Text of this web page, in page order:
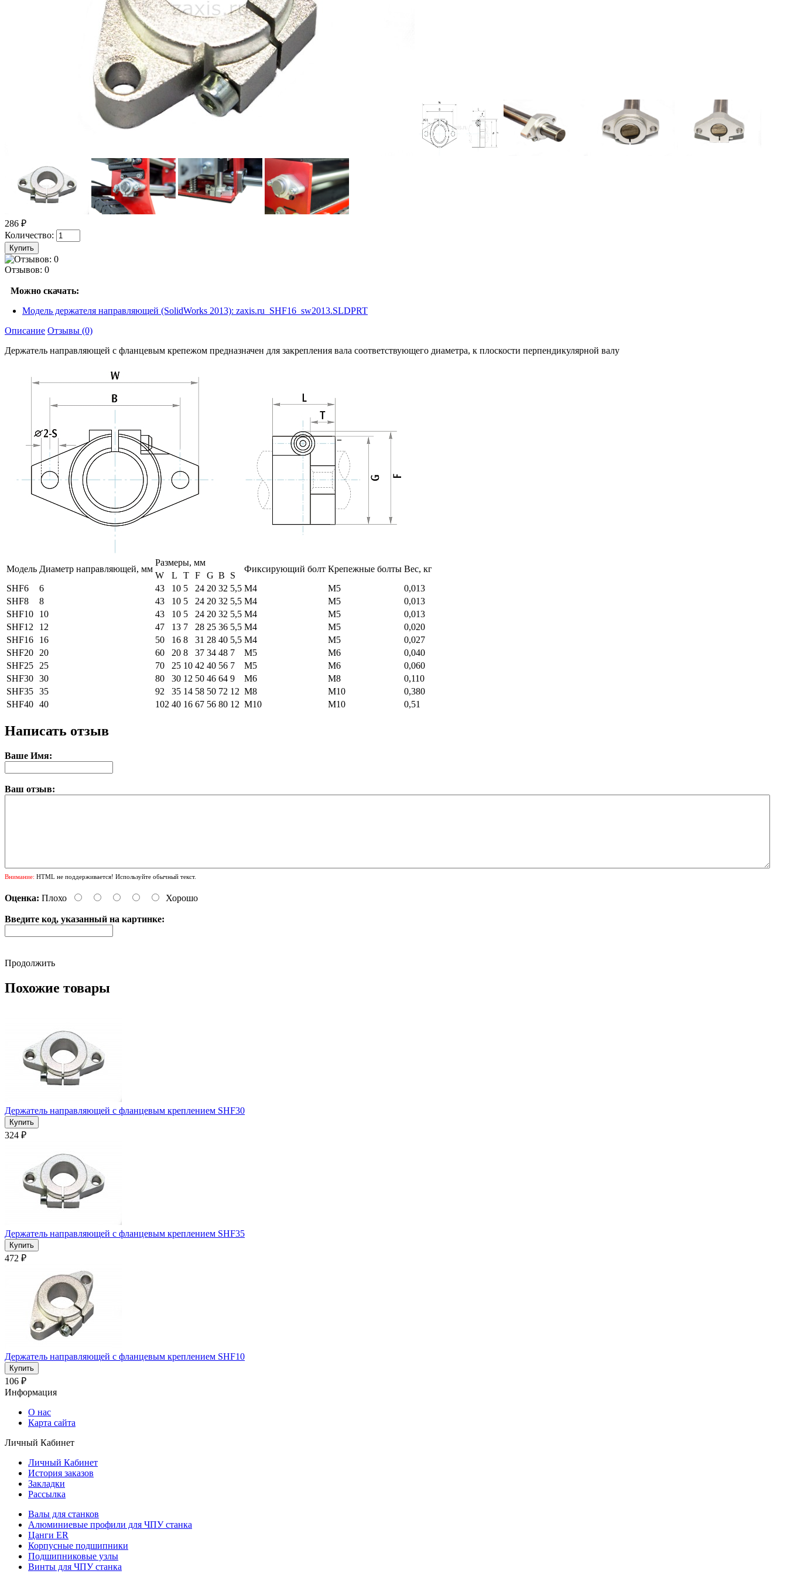
286 ₽
Количество:
Отзывов: 0
Можно скачать:
Модель держателя направляющей (SolidWorks 2013): zaxis.ru_SHF16_sw2013.SLDPRT
Описание Отзывы (0)
Держатель направляющей с фланцевым крепежом предназначен для закрепления вала соответствующего диаметра, к плоскости перпендикулярной валу
Модель Диаметр направляющей, мм
Размеры, мм
Фиксирующий болт Крепежные болты Вес, кг
W L T F G B
S
SHF6
6 43 10 5 24 20 32 5,5 М4 М5
0,013
SHF8
8 43 10 5 24 20 32 5,5 М4 М5
0,013
SHF10
10 43 10 5 24 20 32 5,5 М4 М5
0,013
SHF12
12 47 13 7 28 25 36 5,5 М4 М5
0,020
SHF16
16 50 16 8 31 28 40 5,5 М4 М5
0,027
SHF20
20 60 20 8 37 34 48 7 М5 М6
0,040
SHF25
25 70 25 10 42 40 56 7 М5 М6
0,060
SHF30 30 80 30 12 50 46 64 9 М6 М8
0,110
SHF35 35 92 35 14 58 50 72 12 М8 М10
0,380
SHF40 40 102 40 16 67 56 80 12 М10 М10 0,51
Написать отзыв
Ваше Имя:
Ваш отзыв:
Внимание: HTML не поддерживается! Используйте обычный текст.
Оценка: Плохо Хорошо
Введите код, указанный на картинке:
Продолжить
Похожие товары
Держатель направляющей с фланцевым креплением SHF30
324 ₽
Держатель направляющей с фланцевым креплением SHF35
472 ₽
Держатель направляющей с фланцевым креплением SHF10
106 ₽
Информация
О нас
Карта сайта
Личный Кабинет
Личный Кабинет
История заказов
Закладки
Рассылка
Валы для станков
Алюминиевые профили для ЧПУ станка
Цанги ER
Корпусные подшипники
Подшипниковые узлы
Винты для ЧПУ станка